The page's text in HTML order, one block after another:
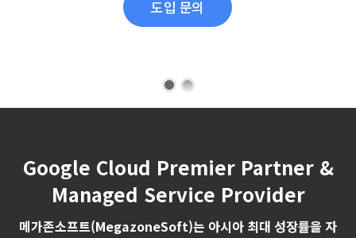
도입 문의
Google Cloud Premier Partner &
Managed Service Provider
메가존소프트(MegazoneSoft)는 아시아 최대 성장률을 자